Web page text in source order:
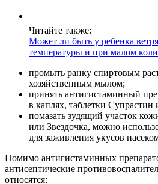
Читайте также:
Может ли быть у ребенка
температуры и при малом
промыть ранку спиртовым
хозяйственным мылом;
принять антигистаминный
в каплях, таблетки
помазать зудящий участок
или Звездочка, можно
для заживления укусов
Помимо антигистаминных
антисептические
относятся: